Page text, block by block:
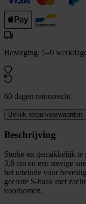
Bezorging: 5–9
60 dagen retourrecht
Bekijk retourvoorwaarden
Beschrijving
Sterke en gemakkelijk te
3,8 cm en een stevige
het uiteinde voor
gecoate S-haak met
voorkomen.